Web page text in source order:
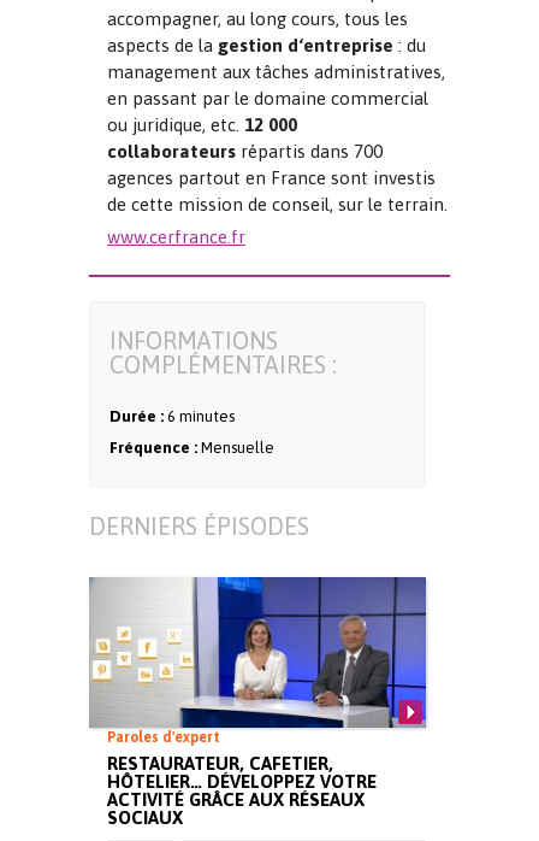
accompagner, au long cours, tous les
aspects de la gestion d‘entreprise : du
management aux tâches administratives,
en passant par le domaine commercial
ou juridique, etc. 12 000
collaborateurs répartis dans 700
agences partout en France sont investis
de cette mission de conseil, sur le terrain.
www.cerfrance.fr
INFORMATIONS
COMPLÉMENTAIRES :
Durée : 6 minutes
Fréquence : Mensuelle
DERNIERS ÉPISODES
Paroles d'expert
RESTAURATEUR, CAFETIER,
HÔTELIER… DÉVELOPPEZ VOTRE
ACTIVITÉ GRÂCE AUX RÉSEAUX
SOCIAUX